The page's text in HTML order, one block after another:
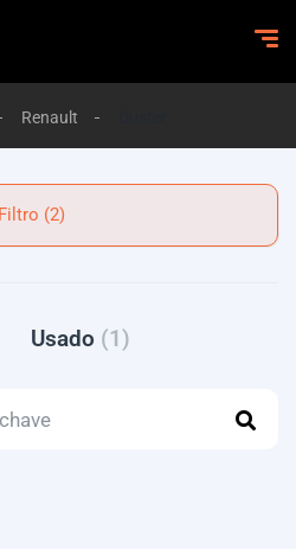
Renault
Filtro (2)
Usado (1)